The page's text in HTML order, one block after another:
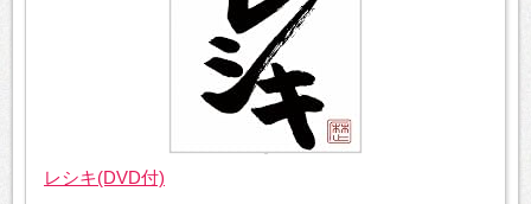
レシキ(DVD付)